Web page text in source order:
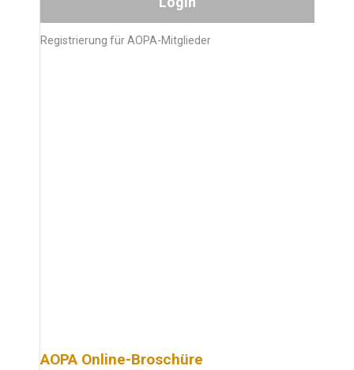
Registrierung für AOPA-Mitglieder
AOPA Online-Broschüre